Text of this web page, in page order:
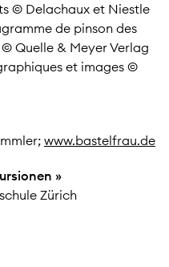
© Delachaux et Niestle
de pinson des
Quelle & Meyer Verlag
et images ©
www.bastelfrau.de
»
Zürich